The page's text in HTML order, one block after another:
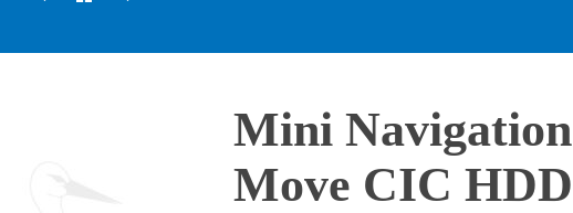
Mini Navigation
Move CIC HDD